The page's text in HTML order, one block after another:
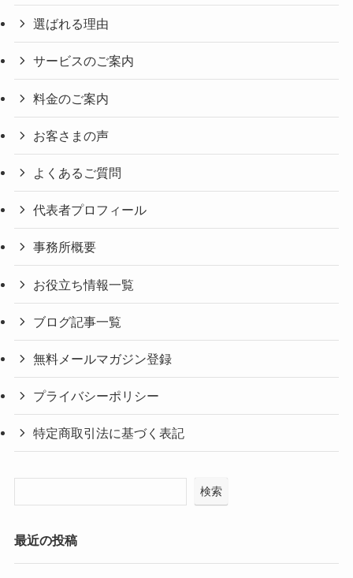
選ばれる理由
サービスのご案内
料金のご案内
お客さまの声
よくあるご質問
代表者プロフィール
事務所概要
お役立ち情報一覧
ブログ記事一覧
無料メールマガジン登録
プライバシーポリシー
特定商取引法に基づく表記
検索
最近の投稿